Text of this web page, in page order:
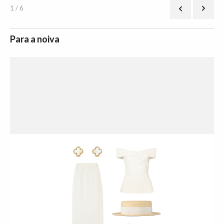
1 / 6
Para a noiva